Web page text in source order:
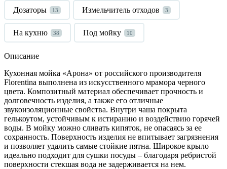
Дозаторы
13 Измельчитель отходов 3
На кухню 38 Под мойку 10
Описание
Кухонная мойка «Арона» от российского производителя
Florentina выполнена из искусственного мрамора черного
цвета. Композитный материал обеспечивает прочность и
долговечность изделия, а также его отличные
звукоизоляционные свойства. Внутри чаша покрыта
гелькоутом, устойчивым к истиранию и воздействию горячей
воды. В мойку можно сливать кипяток, не опасаясь за ее
сохранность. Поверхность изделия не впитывает загрязнения
и позволяет удалить самые стойкие пятна. Широкое крыло
идеально подходит для сушки посуды – благодаря ребристой
поверхности стекшая вода не задерживается на нем.